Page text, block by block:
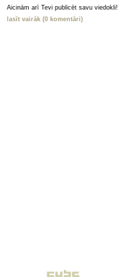
Aicinām arī Tevi publicēt savu viedokli!
lasīt vairāk (0 komentāri)